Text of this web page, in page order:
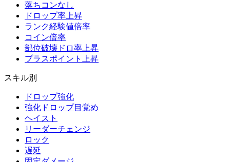
落ちコンなし
ドロップ率上昇
ランク経験値倍率
コイン倍率
部位破壊ドロ率上昇
プラスポイント上昇
スキル別
ドロップ強化
強化ドロップ目覚め
ヘイスト
リーダーチェンジ
ロック
遅延